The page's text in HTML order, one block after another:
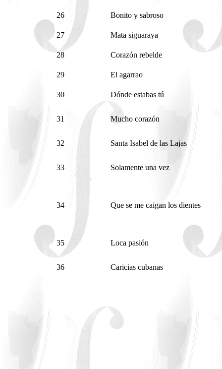
26 Bonito y sabroso
27 Mata siguaraya
28 Corazón rebelde
29 El agarrao
30 Dónde estabas tú
31 Mucho corazón
32 Santa Isabel de las Lajas
33 Solamente una vez
34 Que se me caigan los dientes
35 Loca pasión
36 Caricias cubanas